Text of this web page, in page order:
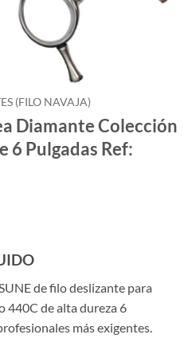
(FILO NAVAJA)
Diamante Colección
6 Pulgadas Ref:
de filo deslizante para
440C de alta dureza 6
más exigentes.